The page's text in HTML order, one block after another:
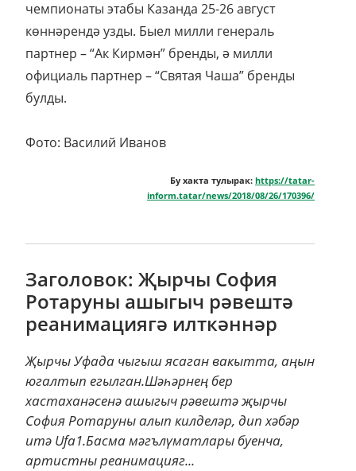
чемпионаты этабы Казанда 25-26 август
көннәрендә узды. Быел милли генераль
партнер – “Ак Кирмән” бренды, ә милли
официаль партнер – “Святая Чаша” бренды
булды.
Фото: Василий Иванов
Бу хакта тулырак: https://tatar-
inform.tatar/news/2018/08/26/170396/
Заголовок: Җырчы София
Ротаруны ашыгыч рәвештә
реанимациягә илткәннәр
Җырчы Уфада чыгыш ясаган вакытта, аңын
югалтып егылган.Шәһәрнең бер
хастаханәсенә ашыгыч рәвештә җырчы
София Ротаруны алып килделәр, дип хәбәр
итә Ufa1.Басма мәгълүматлары буенча,
артистны реанимацияг...